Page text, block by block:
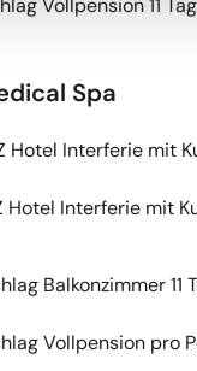
geladen
Vollpension 11
Spa
geladen
Hotel Interferie mit
geladen
Hotel Interferie mit
geladen
Balkonzimmer 11
geladen
Vollpension pro